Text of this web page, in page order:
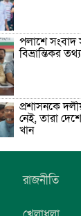
পলাশে সংবাদ
বিভ্রান্তিকর
প্রশাসনকে
নেই, তারা
খান
নিখোঁজের
মরদেহ উদ্ধার
রাজনীতি